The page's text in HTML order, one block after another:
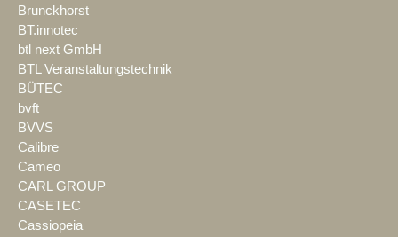
Brunckhorst
BT.innotec
btl next GmbH
BTL Veranstaltungstechnik
BÜTEC
bvft
BVVS
Calibre
Cameo
CARL GROUP
CASETEC
Cassiopeia